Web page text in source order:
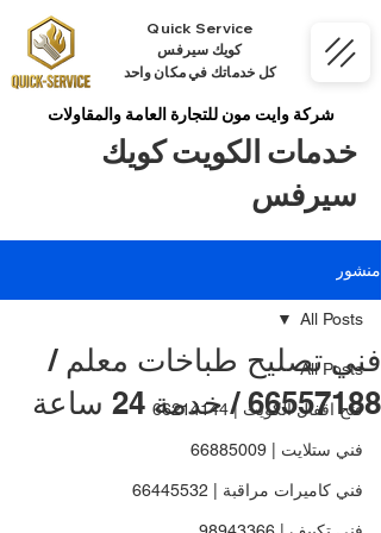
Quick Service
كويك سيرفس
كل خدماتك في مكان واحد
شركة وايت مون للتجارة العامة والمقاولات
خدمات الكويت كويك
سيرفس
منشور
All Posts
فتح اقفال الكويت | 66214144
فني ستلايت | 66885009
فني كاميرات مراقبة | 66445532
All Posts
فني تصليح طباخات معلم /
66557188 / خدمة 24 ساعة